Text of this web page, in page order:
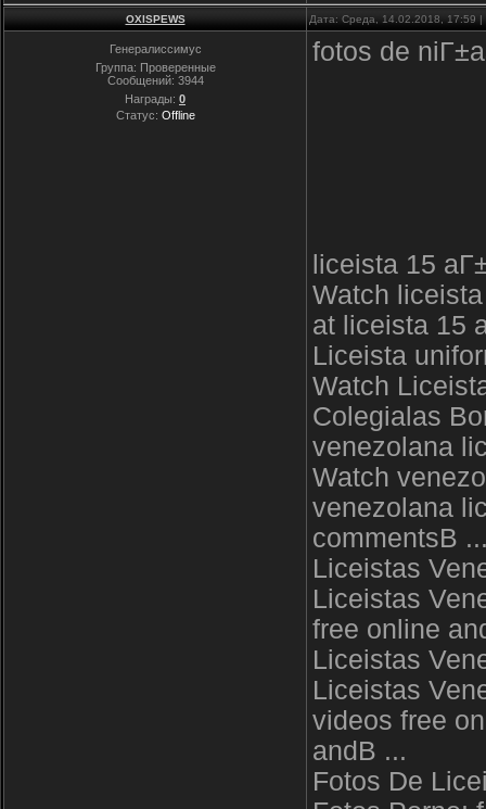
OXISPEWS Дата: Среда, 14.02.2018, 17:59
Генералиссимус
Группа: Проверенные
Сообщений: 3944
Награды: 0
Статус: Offline
fotos de
liceista 15
Watch
at liceista 15
Liceista
Watch
Colegialas
venezolana
Watch
venezolana
commentsВ
Liceistas
Liceistas
free online
Liceistas
Liceistas
videos free
andВ ...
Fotos De